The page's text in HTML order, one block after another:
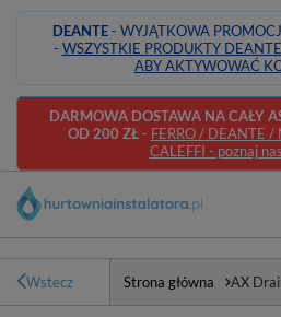
DEANTE- WYJĄTKOWA
- WSZYSTKIE PRODUKTY
ABY AKTYWOWAĆ
DARMOWA DOSTAWA NA CAŁY
OD 200 ZŁ- FERRO / DEANTE
CALEFFI - poznaj
Wstecz Strona główna AX